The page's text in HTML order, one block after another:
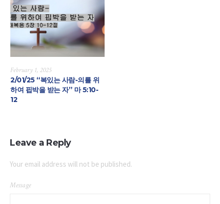
February 1, 2025
2/01/25 “복있는 사람-의를 위
하여 핍박을 받는 자” 마 5:10-
12
Leave a Reply
Your email address will not be published.
Message